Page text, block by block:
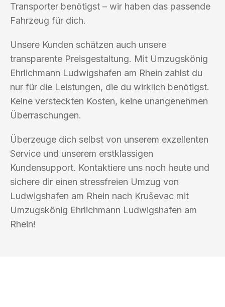
Transporter benötigst – wir haben das passende
Fahrzeug für dich.
Unsere Kunden schätzen auch unsere
transparente Preisgestaltung. Mit Umzugskönig
Ehrlichmann Ludwigshafen am Rhein zahlst du
nur für die Leistungen, die du wirklich benötigst.
Keine versteckten Kosten, keine unangenehmen
Überraschungen.
Überzeuge dich selbst von unserem exzellenten
Service und unserem erstklassigen
Kundensupport. Kontaktiere uns noch heute und
sichere dir einen stressfreien Umzug von
Ludwigshafen am Rhein nach Kruševac mit
Umzugskönig Ehrlichmann Ludwigshafen am
Rhein!